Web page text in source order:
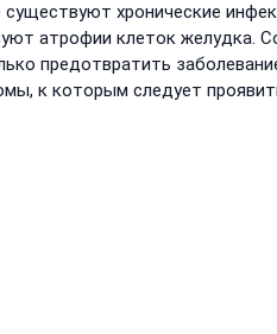
хронические
атрофии клеток желудка.
предотвратить
к которым следует